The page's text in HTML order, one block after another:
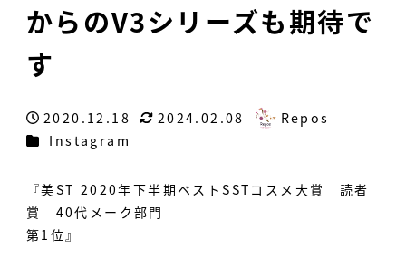
からのV3シリーズも期待で
す
投稿日
2020.12.18
更新日
2024.02.08
著
Repos
カテゴリー
Instagram
『美ST 2020年下半期ベストSSTコスメ大賞 読者
賞 40代メーク部門
第1位』